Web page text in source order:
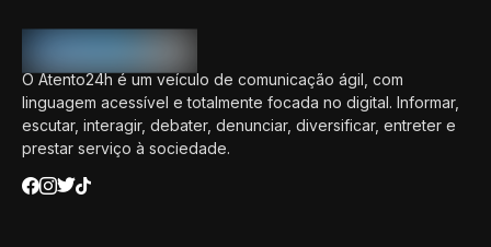
O Atento24h é um veículo de comunicação ágil, com
linguagem acessível e totalmente focada no digital. Informar,
escutar, interagir, debater, denunciar, diversificar, entreter e
prestar serviço à sociedade.